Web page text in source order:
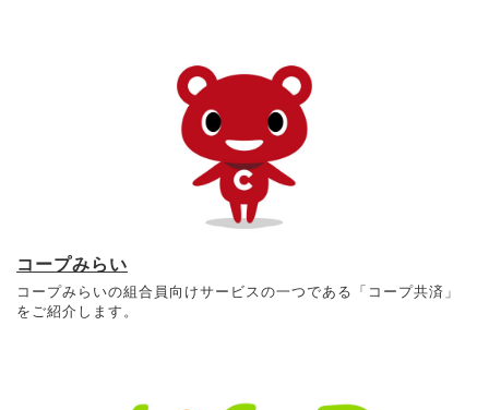
コープみらい
コープみらいの組合員向けサービスの一つである「コープ共済」
をご紹介します。